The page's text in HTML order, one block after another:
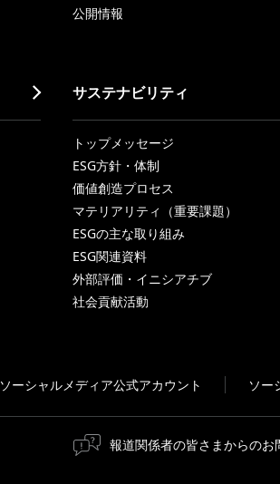
公開情報
サステナビリティ
トップメッセージ
ESG方針・体制
価値創造プロセス
マテリアリティ（重要課題）
ESGの主な取り組み
ESG関連資料
外部評価・イニシアチブ
社会貢献活動
ソーシャルメディア公式アカウント ソー
報道関係者の皆さまからのお